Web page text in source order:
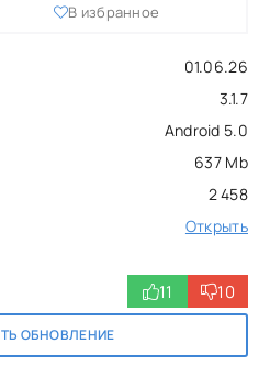
01.06.26
3.1.7
Android 5.0
637 Mb
2 458
Открыть
В избранное
ОБНОВЛЕНИЕ
11 10